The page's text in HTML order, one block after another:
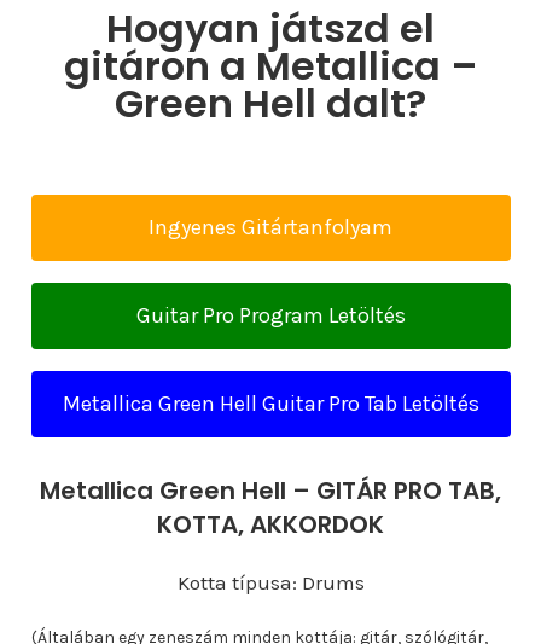
Hogyan játszd el
gitáron a Metallica –
Green Hell dalt?
Ingyenes Gitártanfolyam
Guitar Pro Program Letöltés
Metallica Green Hell Guitar Pro Tab Letöltés
Metallica Green Hell – GITÁR PRO TAB,
KOTTA, AKKORDOK
Kotta típusa: Drums
(Általában egy zeneszám minden kottája: gitár, szólógitár,